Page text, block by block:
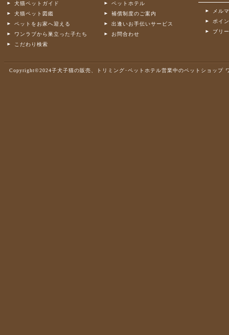
犬猫ペットガイド
犬猫ペット図鑑
ペットをお家へ迎える
ワンラブから巣立った子たち
こだわり検索
ペットホテル
補償制度のご案内
出逢いお手伝いサービス
お問合わせ
メル
ポイ
ブリ
Copyright©2024子犬子猫の販売、トリミング･ペットホテル営業中のペットショップ